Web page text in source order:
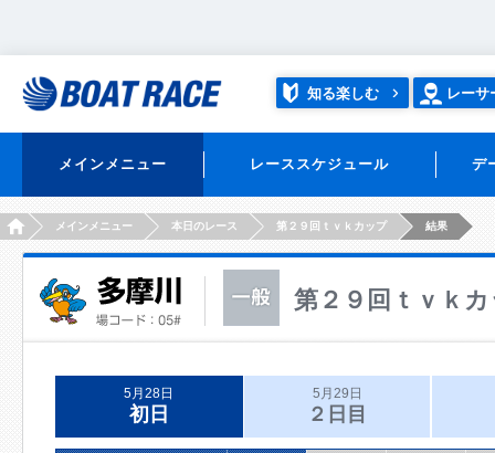
知る楽しむ レーサ
メインメニュー レーススケジュール デ
HOMEメインメニュー 本日のレース 第２９回ｔｖｋカップ 結果
第２９回ｔｖｋ
5月28日
初日
5月29日
２日目